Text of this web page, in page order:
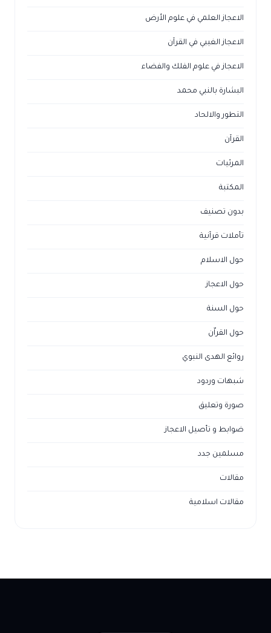
الاعجاز العلمي في علوم الأرض
الاعجاز الغيبي في القرآن
الاعجاز في علوم الفلك والفضاء
البشارة بالنبي محمد
التطور والالحاد
القرآن
المرئيات
المكتبة
بدون تصنيف
تأملات قرآنية
حول الاسلام
حول الاعجاز
حول السنة
حول القراّن
روائع الهدى النبوي
شبهات وردود
صورة وتعليق
ضوابط و تأصيل الاعجاز
مسلمين جدد
مقالات
مقالات اسلامية